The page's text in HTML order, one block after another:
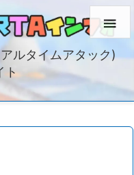
ルタイムアタック)
ト
